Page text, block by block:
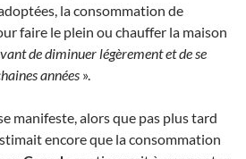
la consommation de
faire le plein ou chauffer la maison
de diminuer légèrement et de se
années ».
manifeste, alors que pas plus tard
encore que la consommation